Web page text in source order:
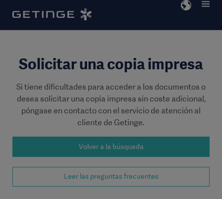
Solicitar una copia impresa
Si tiene dificultades para acceder a los documentos o
desea solicitar una copia impresa sin coste adicional,
póngase en contacto con el servicio de atención al
cliente de Getinge.
Volver a la búsqueda
Leer las preguntas frecuentes